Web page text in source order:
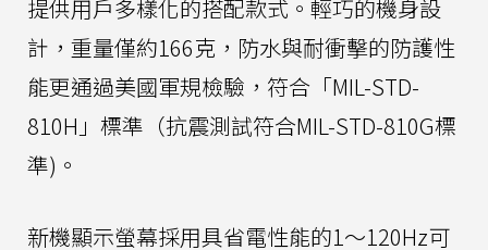
提供用戶多樣化的搭配款式。輕巧的機身設
計，重量僅約166克，防水與耐衝擊的防護性
能更通過美國軍規檢驗，符合「MIL-STD-
810H」標準（抗震測試符合MIL-STD-810G標
準)。
新機顯示螢幕採用具省電性能的1～120Hz可